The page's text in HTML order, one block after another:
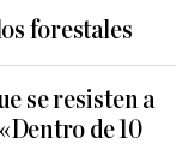
forestales
se resisten a
de 10